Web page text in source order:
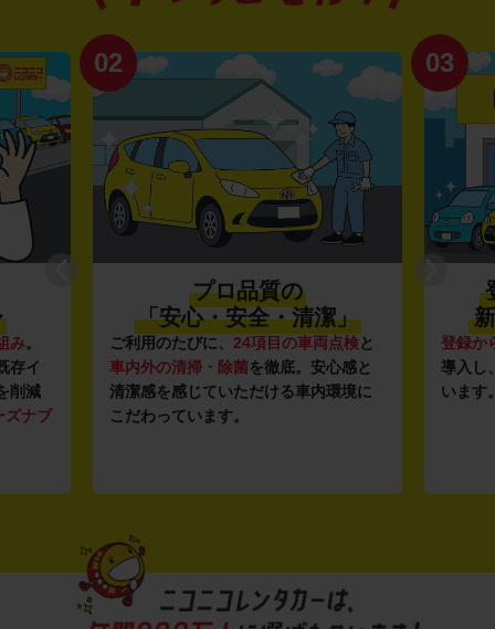
み。
存イ
削減
ズナブ
02
プロ品質の
「安心・安全・清潔」
ご利用のたびに、 24項目の車両点検と
車内外の清掃・除菌を徹底。安心感と
清潔感を感じていただける車内環境に
こだわっています。
03
登録か
導入し
います